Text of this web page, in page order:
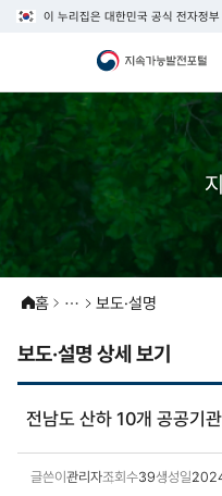
이 누리집은 대한민국 공식 전자정
홈 보도·설명
보도·설명 상세 보기
전남도 산하 10개 공공기
글쓴이 관리자조회수39생성일